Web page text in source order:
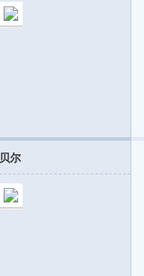
贝尔